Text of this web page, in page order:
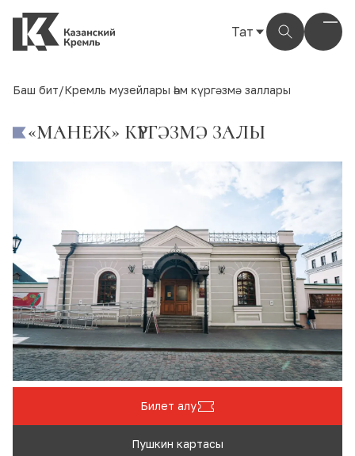
Тат
Тат
Баш бит/Кремль музейлары һәм күргәзмә заллары
«МАНЕЖ» КҮРГӘЗМӘ ЗАЛЫ
Билет алу
Пушкин картасы